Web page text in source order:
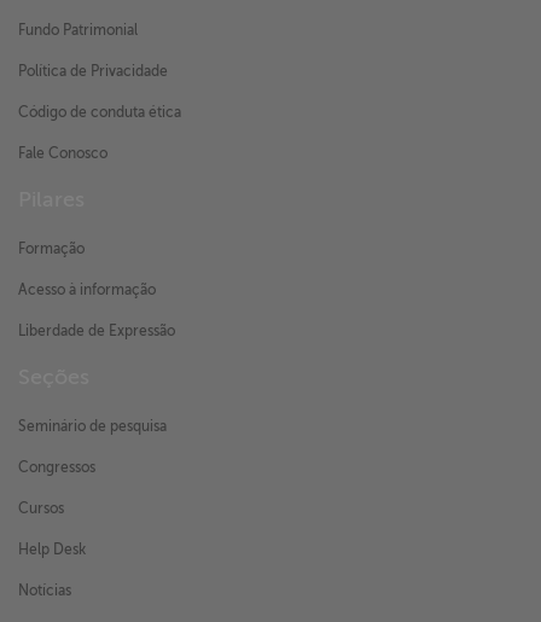
Fundo Patrimonial
Política de Privacidade
Código de conduta ética
Fale Conosco
Formação
Acesso à informação
Liberdade de Expressão
Seminário de pesquisa
Congressos
Cursos
Help Desk
Notícias